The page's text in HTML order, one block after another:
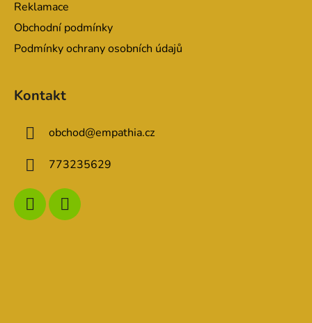
Reklamace
Obchodní podmínky
Podmínky ochrany osobních údajů
Kontakt
obchod@empathia.cz
773235629